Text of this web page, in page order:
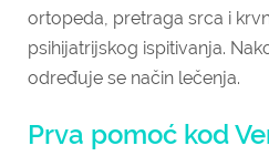
ortopeda, pretraga srca i
psihijatrijskog ispitivanja.
određuje se način lečenja.
Prva pomoć kod